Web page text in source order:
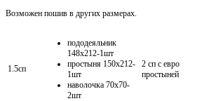
Возможен пошив в других размерах.
1.5сп
пододеяльник
148х212-1шт
простыня 150х212-
1шт
наволочка 70х70-
2шт
2 сп с евро
простыней